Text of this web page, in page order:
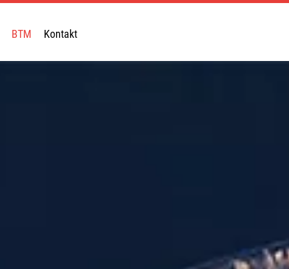
BTM Kontakt